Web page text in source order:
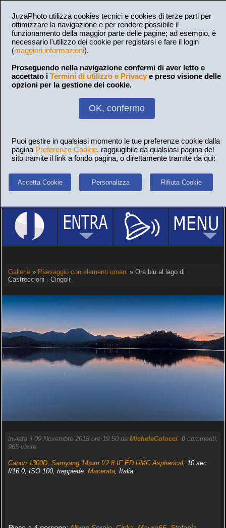
JuzaPhoto utilizza cookies tecnici e cookies di terze parti per
ottimizzare la navigazione e per rendere possibile il
funzionamento della maggior parte delle pagine; ad esempio, è
necessario l'utilizzo dei cookie per registarsi e fare il login
(maggiori informazioni).
Proseguendo nella navigazione confermi di aver letto e
accettato i Termini di utilizzo e Privacy e preso visione delle
opzioni per la gestione dei cookie.
OK, confermo
Puoi gestire in qualsiasi momento le tue preferenze cookie dalla
pagina Preferenze Cookie, raggiugibile da qualsiasi pagina del
sito tramite il link a fondo pagina, o direttamente tramite da qui:
Accetta Cookie Personalizza Rifiuta Cookie
Gallerie» Paesaggio con elementi umani » Ora blu al lago di
Castreccioni - Cingoli
inviata il 09 Novembre 2018 ore 19:50 da MicheleColocci. 0commenti,
965 visite.
Canon 1300D, Samyang 14mm f/2.8 IF ED UMC Aspherical, 10 sec
f/16.0, ISO 100, treppiede. Macerata, Italia.